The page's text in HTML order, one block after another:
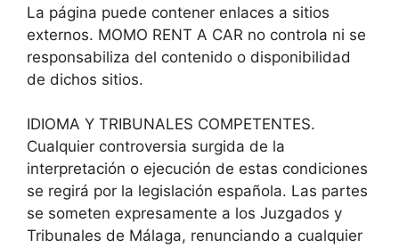
La página puede contener enlaces a sitios
externos. MOMO RENT A CAR no controla ni se
responsabiliza del contenido o disponibilidad
de dichos sitios.
IDIOMA Y TRIBUNALES COMPETENTES.
Cualquier controversia surgida de la
interpretación o ejecución de estas condiciones
se regirá por la legislación española. Las partes
se someten expresamente a los Juzgados y
Tribunales de Málaga, renunciando a cualquier